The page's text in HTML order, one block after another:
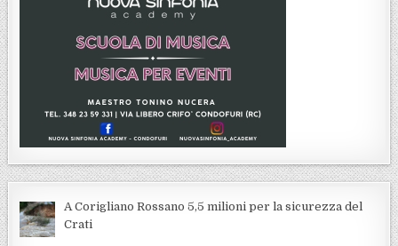
A Corigliano Rossano 5,5 milioni per la sicurezza del
Crati